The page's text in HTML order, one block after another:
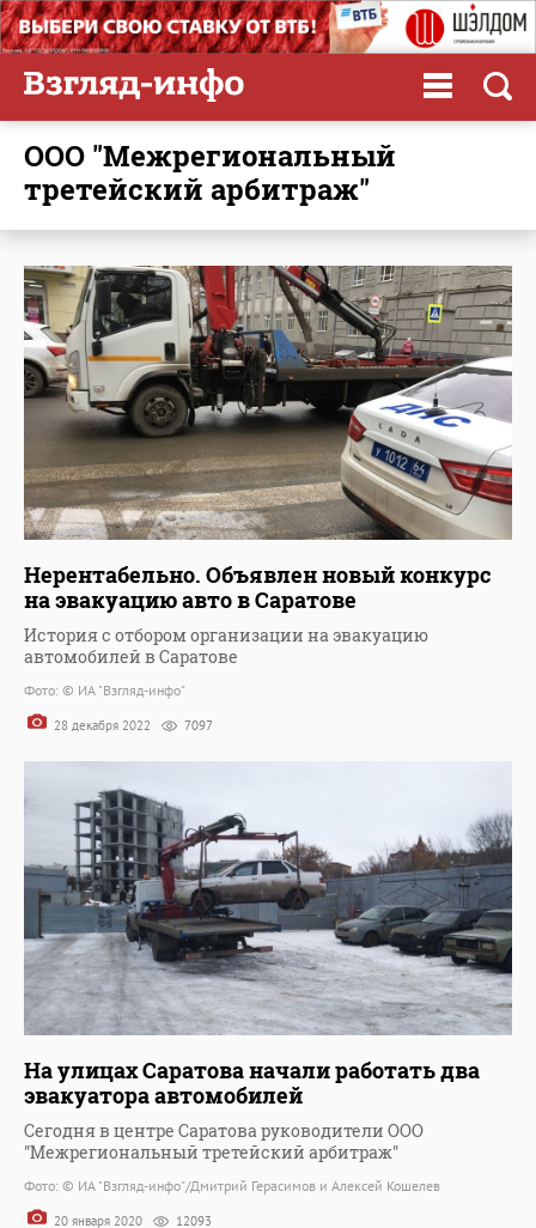
ООО "Межрегиональный
третейский арбитраж"
Нерентабельно. Объявлен новый конкурс
на эвакуацию авто в Саратове
История с отбором организации на эвакуацию
автомобилей в Саратове
Фото: © ИА "Взгляд-инфо"
28 декабря 2022 7097
На улицах Саратова начали работать два
эвакуатора автомобилей
Сегодня в центре Саратова руководители ООО
"Межрегиональный третейский арбитраж"
Фото: © ИА "Взгляд-инфо"/Дмитрий Герасимов и Алексей Кошелев
20 января 2020 12093